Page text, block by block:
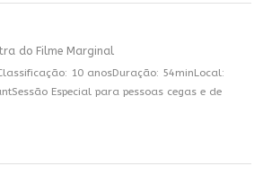
do Filme Marginal
Classificação: 10 anosDuração: 54minLocal:
Especial para pessoas cegas e de